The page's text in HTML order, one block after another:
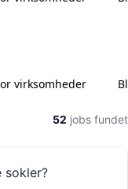
virksomheder
52 jobs fundet